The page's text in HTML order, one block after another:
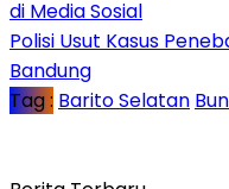
di Media Sosial
Polisi Usut Kasus
Bandung
Tag : Barito Selatan